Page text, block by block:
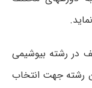
در رشته بیوشیمی
رشته جهت انتخاب